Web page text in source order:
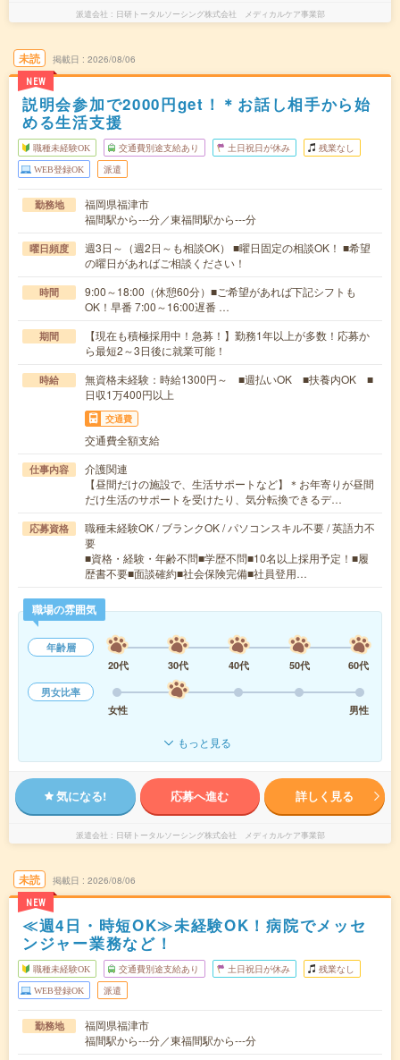
派遣会社 日研トータルソーシング株式会社 メディカルケア事業部
未読
NEW
掲載日 2026/08/06
説明会参加で2000円get！＊お話し相手から始
める生活支援
職種未経験OK 交通費別途支給あり 土日祝日が休み 残業なし
WEB登録OK 派遣
勤務地
福岡県福津市
福間駅から---分／東福間駅から---分
曜日頻度
週3日～（週2日～も相談OK） ■曜日固定の相談OK！ ■希望
の曜日があればご相談ください！
時間
9:00～18:00（休憩60分）■ご希望があれば下記シフトも
OK！早番 7:00～16:00遅番 …
期間
【現在も積極採用中！急募！】勤務1年以上が多数！応募か
ら最短2～3日後に就業可能！
時給
無資格未経験：時給1300円～ ■週払いOK ■扶養内OK ■
日収1万400円以上
交通費
交通費全額支給
仕事内容
介護関連
【昼間だけの施設で、生活サポートなど】＊お年寄りが昼間
だけ生活のサポートを受けたり、気分転換できるデ…
応募資格
職種未経験OK / ブランクOK / パソコンスキル不要 / 英語力不
要
■資格・経験・年齢不問■学歴不問■10名以上採用予定！■履
歴書不要■面談確約■社会保険完備■社員登用…
職場の雰囲気
年齢層
20代
30代 40代 50代
60代
男女比率
女性
男性
もっと見る
気になる! 応募へ進む 詳しく見る
派遣会社 日研トータルソーシング株式会社 メディカルケア事業部
未読
NEW
掲載日 2026/08/06
≪週4日・時短OK≫未経験OK！病院でメッセ
ンジャー業務など！
職種未経験OK 交通費別途支給あり 土日祝日が休み 残業なし
WEB登録OK 派遣
勤務地
福岡県福津市
福間駅から---分／東福間駅から---分